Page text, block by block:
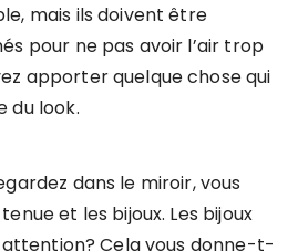
mais ils doivent être
pour ne pas avoir l’air trop
apporter quelque chose qui
du look.
dans le miroir, vous
et les bijoux. Les bijoux
Cela vous donne-t-